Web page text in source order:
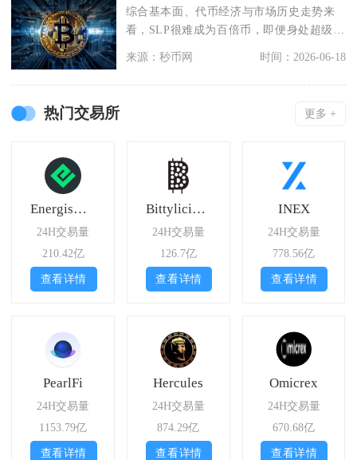
综合基本面、代币经济与市场历史走势来
看，SLP很难成为百倍币，即便身处超级牛
来源：秒币网 时间：2026-06-18
热门交易所 更多 +
Energiswap
24H交易量
210.42亿
查看详情
Bittylicious
24H交易量
126.7亿
查看详情
INEX
24H交易量
778.56亿
查看详情
PearlFi
24H交易量
1153.79亿
查看详情
Hercules
24H交易量
874.29亿
查看详情
Omicrex
24H交易量
670.68亿
查看详情